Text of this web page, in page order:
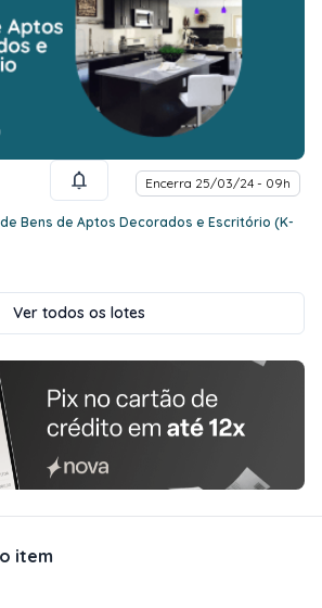
Encerra 25/03/24 - 09h
Bens de Aptos Decorados e Escritório (K-
Ver todos os lotes
item